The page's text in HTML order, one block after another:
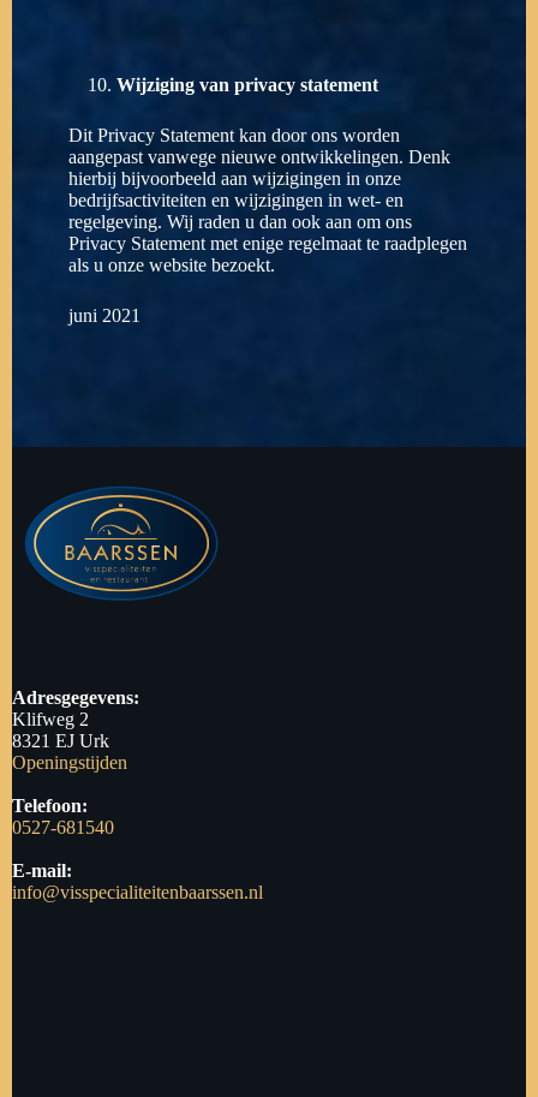
Wijziging van privacy statement
Dit Privacy Statement kan door ons worden
aangepast vanwege nieuwe ontwikkelingen. Denk
hierbij bijvoorbeeld aan wijzigingen in onze
bedrijfsactiviteiten en wijzigingen in wet- en
regelgeving. Wij raden u dan ook aan om ons
Privacy Statement met enige regelmaat te raadplegen
als u onze website bezoekt.
juni 2021
Adresgegevens:
Klifweg 2
8321 EJ Urk
Openingstijden
Telefoon:
0527-681540
E-mail:
info@visspecialiteitenbaarssen.nl